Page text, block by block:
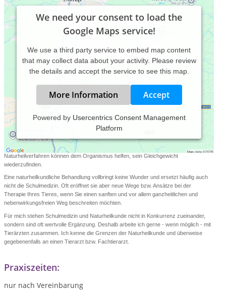
We need your consent to load the
Google Maps service!
We use a third party service to embed map content
that may collect data about your activity. Please review
the details and accept the service to see this map.
More Information Accept
Powered by Usercentrics Consent Management
Platform
Die alternative Tiermedizin bietet großartige Möglichkeiten um unsere Tiere bei akuten
und chronischen Erkrankungen zu unterstützen. Sei es als alleinige Behandlung oder
in Verbindung mit einer bereits bestehenden schulmedizinischen Therapie.
Naturheilverfahren können dem Organismus helfen, sein Gleichgewicht
wiederzufinden.
Eine naturheilkundliche Behandlung vollbringt keine Wunder und ersetzt häufig auch
nicht die Schulmedizin. Oft eröffnet sie aber neue Wege bzw. Ansätze bei der
Therapie Ihres Tieres, wenn Sie einen sanften und vor allem ganzheitlichen und
nebenwirkungsfreien Weg beschreiten möchten.
Für mich stehen Schulmedizin und Naturheilkunde nicht in Konkurrenz zueinander,
sondern sind oft wertvolle Ergänzung. Deshalb arbeite ich gerne - wenn möglich - mit
Tierärzten zusammen. Ich kenne die Grenzen der Naturheilkunde und überweise
gegebenenfalls an einen Tierarzt bzw. Fachtierarzt.
Praxiszeiten:
nur nach Vereinbarung